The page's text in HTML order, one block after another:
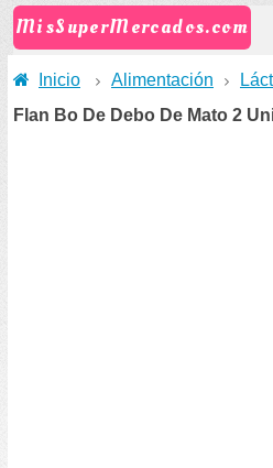
MisSuperMercados.com
Inicio Alimentación
Flan Bo De Debo De Mato 2